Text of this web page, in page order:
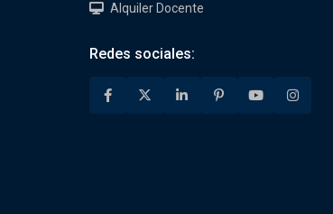
Alquiler Docente
Redes sociales: